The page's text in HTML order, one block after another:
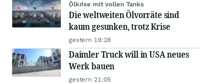
Ölkrise mit vollen Tanks
Die weltweiten Ölvorräte sind
kaum gesunken, trotz Krise
gestern 19:28
Daimler Truck will in USA neues
Werk bauen
gestern 21:05